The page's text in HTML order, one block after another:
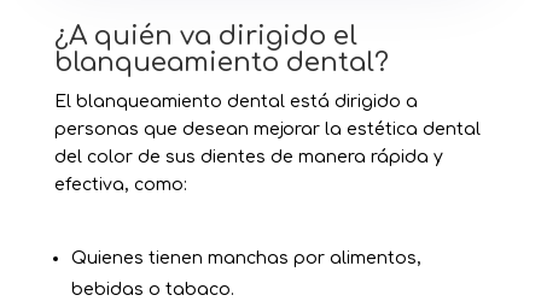
¿A quién va dirigido el
blanqueamiento dental?
El blanqueamiento dental está dirigido a
personas que desean mejorar la estética dental
del color de sus dientes de manera rápida y
efectiva, como:
Quienes tienen manchas por alimentos,
bebidas o tabaco.